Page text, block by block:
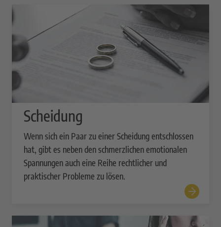
Scheidung
Wenn sich ein Paar zu einer Scheidung entschlossen
hat, gibt es neben den schmerzlichen emotionalen
Spannungen auch eine Reihe rechtlicher und
praktischer Probleme zu lösen.